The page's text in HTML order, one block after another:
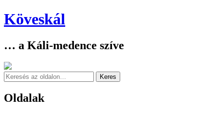
Köveskál
… a Káli-medence szíve
Keresés
Oldalak